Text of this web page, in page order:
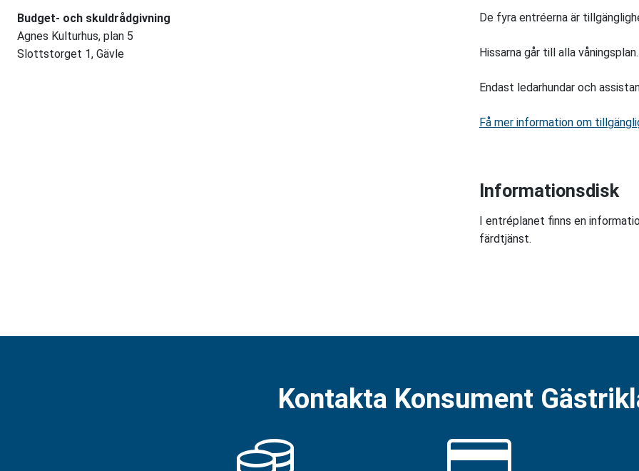
Budget- och skuldrådgivning
Agnes Kulturhus, plan 5
Slottstorget 1, Gävle
De fyra entréerna är
Hissarna går till alla
Endast ledarhundar och
Få mer information om
Informationsdisk
I entréplanet finns en
färdtjänst.
Kontakta Konsument